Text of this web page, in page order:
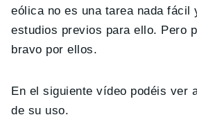
eólica no es una tarea nada fácil
estudios previos para ello. Pero
bravo por ellos.
En el siguiente vídeo podéis ver
de su uso.